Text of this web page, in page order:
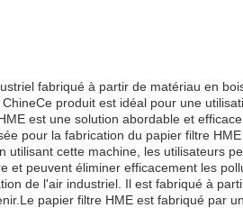
fabriqué à partir de matériau en
produit est idéal pour une
est une solution abordable et
pour la fabrication du papier filtre
cette machine, les utilisateurs
et peuvent éliminer efficacement les
de l'air industriel. Il est fabriqué à
papier filtre HME est fabriqué par